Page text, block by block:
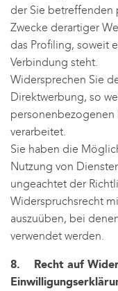
der Sie betreffenden
Zwecke derartiger
das Profiling, soweit
Verbindung steht.
Widersprechen Sie
Direktwerbung, so
personenbezogenen
verarbeitet.
Sie haben die
Nutzung von
ungeachtet der
Widerspruchsrecht
auszuüben, bei
verwendet werden.
8. Recht auf